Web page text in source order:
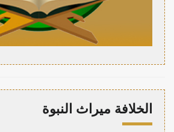
الخلافة ميراث النبوة